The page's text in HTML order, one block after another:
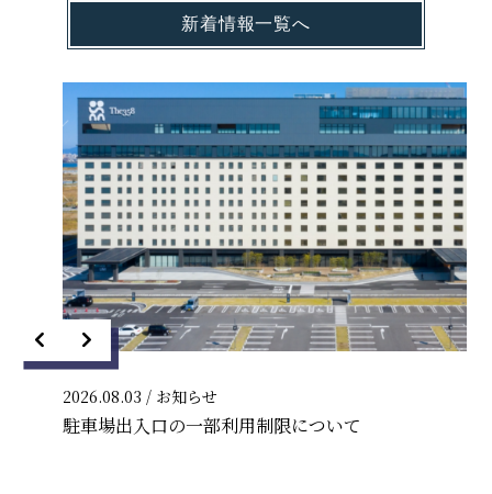
新着情報一覧へ
2026.08.03 / お知らせ
駐車場出入口の一部利用制限について